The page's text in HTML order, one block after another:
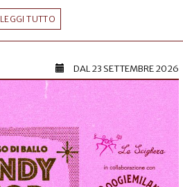
LEGGI TUTTO
DAL23 SETTEMBRE 2026